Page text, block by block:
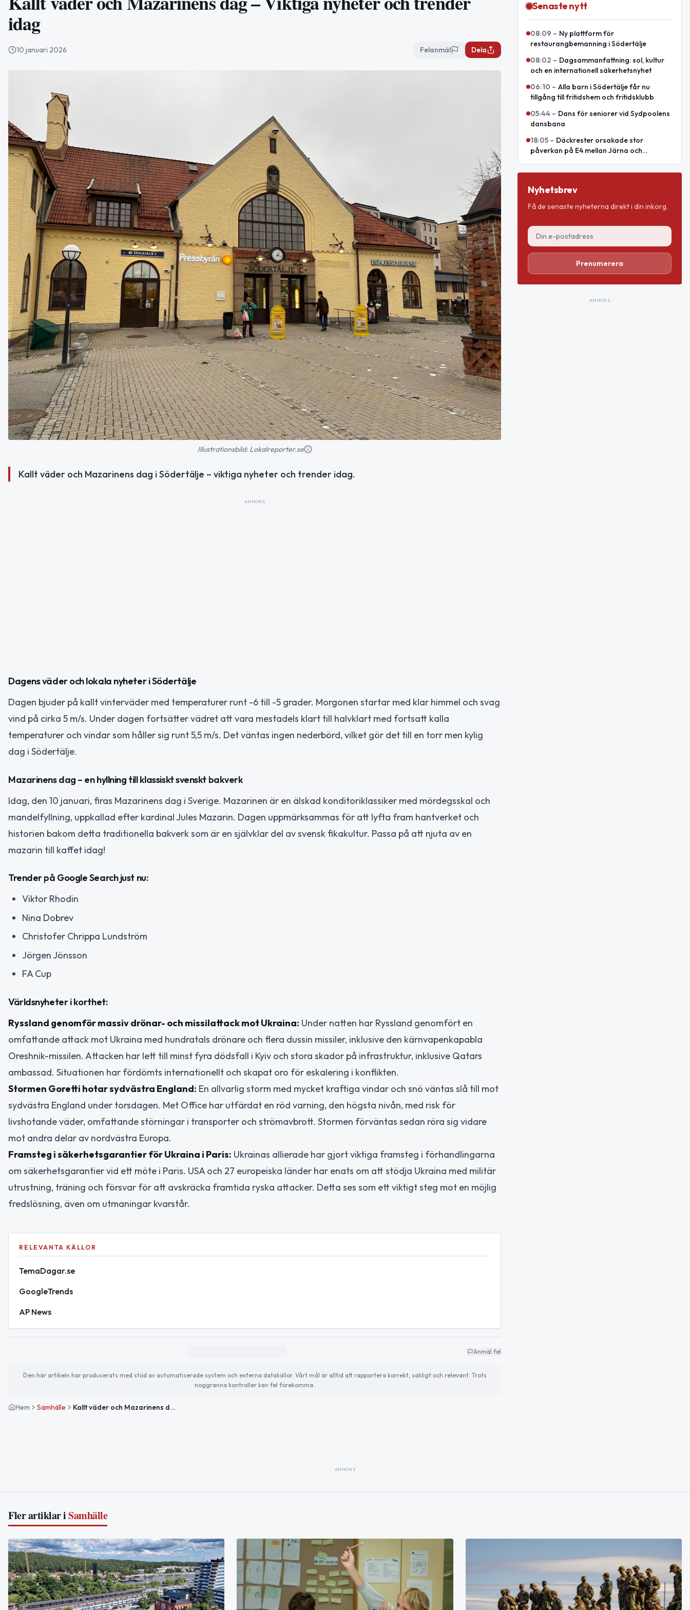
idag
10 januari 2026 Felanmäl Dela
Illustrationsbild: Lokalreporter.se
Kallt väder och Mazarinens dag i Södertälje – viktiga nyheter och trender idag.
ANNONS
Dagens väder och lokala nyheter i Södertälje
Dagen bjuder på kallt vinterväder med temperaturer runt -6 till -5 grader. Morgonen startar med klar himmel och svag
vind på cirka 5 m/s. Under dagen fortsätter vädret att vara mestadels klart till halvklart med fortsatt kalla
temperaturer och vindar som håller sig runt 5,5 m/s. Det väntas ingen nederbörd, vilket gör det till en torr men kylig
dag i Södertälje.
Mazarinens dag – en hyllning till klassiskt svenskt bakverk
Idag, den 10 januari, firas Mazarinens dag i Sverige. Mazarinen är en älskad konditoriklassiker med mördegsskal och
mandelfyllning, uppkallad efter kardinal Jules Mazarin. Dagen uppmärksammas för att lyfta fram hantverket och
historien bakom detta traditionella bakverk som är en självklar del av svensk fikakultur. Passa på att njuta av en
mazarin till kaffet idag!
Trender på Google Search just nu:
Viktor Rhodin
Nina Dobrev
Christofer Chrippa Lundström
Jörgen Jönsson
FA Cup
Världsnyheter i korthet:
Ryssland genomför massiv drönar- och missilattack mot Ukraina: Under natten har Ryssland genomfört en
omfattande attack mot Ukraina med hundratals drönare och flera dussin missiler, inklusive den kärnvapenkapabla
Oreshnik-missilen. Attacken har lett till minst fyra dödsfall i Kyiv och stora skador på infrastruktur, inklusive Qatars
ambassad. Situationen har fördömts internationellt och skapat oro för eskalering i konflikten.
Stormen Goretti hotar sydvästra England: En allvarlig storm med mycket kraftiga vindar och snö väntas slå till mot
sydvästra England under torsdagen. Met Office har utfärdat en röd varning, den högsta nivån, med risk för
livshotande väder, omfattande störningar i transporter och strömavbrott. Stormen förväntas sedan röra sig vidare
mot andra delar av nordvästra Europa.
Framsteg i säkerhetsgarantier för Ukraina i Paris: Ukrainas allierade har gjort viktiga framsteg i förhandlingarna
om säkerhetsgarantier vid ett möte i Paris. USA och 27 europeiska länder har enats om att stödja Ukraina med militär
utrustning, träning och försvar för att avskräcka framtida ryska attacker. Detta ses som ett viktigt steg mot en möjlig
fredslösning, även om utmaningar kvarstår.
RELEVANTA KÄLLOR
TemaDagar.se
GoogleTrends
AP News
Anmäl fel
Den här artikeln har producerats med stöd av automatiserade system och externa datakällor. Vårt mål är alltid att rapportera korrekt, sakligt och relevant. Trots
noggranna kontroller kan fel förekomma.
Hem Samhälle Kallt väder och Mazarinens dag – Viktiga nyheter och trender idag
Senaste nytt
08:09 – Ny plattform för
restaurangbemanning i Södertälje
08:02 – Dagsammanfattning: sol, kultur
och en internationell säkerhetsnyhet
06:10 – Alla barn i Södertälje får nu
tillgång till fritidshem och fritidsklubb
05:44 – Dans för seniorer vid Sydpoolens
dansbana
18:05 – Däckrester orsakade stor
påverkan på E4 mellan Järna och
Nyhetsbrev
Få de senaste nyheterna direkt i din inkorg.
Prenumerera
ANNONS
ANNONS
Fler artiklar iSamhälle